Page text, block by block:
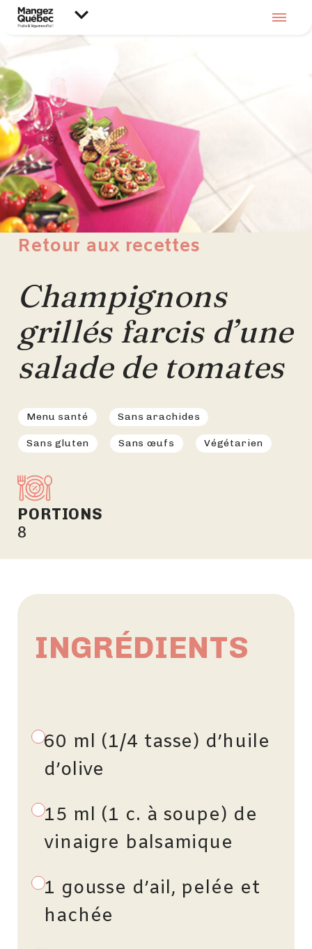
Retour aux recettes
Champignons
grillés farcis d’une
salade de tomates
Menu santé Sans arachides
Sans gluten Sans œufs Végétarien
PORTIONS
8
INGRÉDIENTS
60 ml (1/4 tasse) d’huile
d’olive
15 ml (1 c. à soupe) de
vinaigre balsamique
1 gousse d’ail, pelée et
hachée